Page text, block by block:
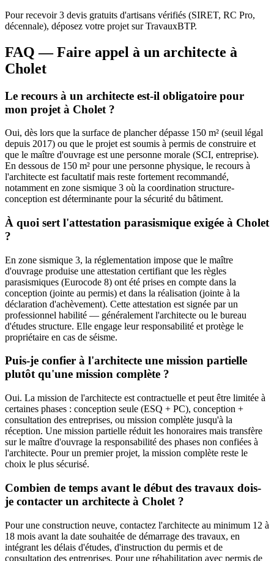
Pour recevoir 3 devis gratuits d'artisans vérifiés (SIRET, RC Pro,
décennale), déposez votre projet sur TravauxBTP.
FAQ — Faire appel à un architecte à
Cholet
Le recours à un architecte est-il obligatoire pour
mon projet à Cholet ?
Oui, dès lors que la surface de plancher dépasse 150 m² (seuil légal
depuis 2017) ou que le projet est soumis à permis de construire et
que le maître d'ouvrage est une personne morale (SCI, entreprise).
En dessous de 150 m² pour une personne physique, le recours à
l'architecte est facultatif mais reste fortement recommandé,
notamment en zone sismique 3 où la coordination structure-
conception est déterminante pour la sécurité du bâtiment.
À quoi sert l'attestation parasismique exigée à Cholet
?
En zone sismique 3, la réglementation impose que le maître
d'ouvrage produise une attestation certifiant que les règles
parasismiques (Eurocode 8) ont été prises en compte dans la
conception (jointe au permis) et dans la réalisation (jointe à la
déclaration d'achèvement). Cette attestation est signée par un
professionnel habilité — généralement l'architecte ou le bureau
d'études structure. Elle engage leur responsabilité et protège le
propriétaire en cas de séisme.
Puis-je confier à l'architecte une mission partielle
plutôt qu'une mission complète ?
Oui. La mission de l'architecte est contractuelle et peut être limitée à
certaines phases : conception seule (ESQ + PC), conception +
consultation des entreprises, ou mission complète jusqu'à la
réception. Une mission partielle réduit les honoraires mais transfère
sur le maître d'ouvrage la responsabilité des phases non confiées à
l'architecte. Pour un premier projet, la mission complète reste le
choix le plus sécurisé.
Combien de temps avant le début des travaux dois-
je contacter un architecte à Cholet ?
Pour une construction neuve, contactez l'architecte au minimum 12 à
18 mois avant la date souhaitée de démarrage des travaux, en
intégrant les délais d'études, d'instruction du permis et de
consultation des entreprises. Pour une réhabilitation avec permis de